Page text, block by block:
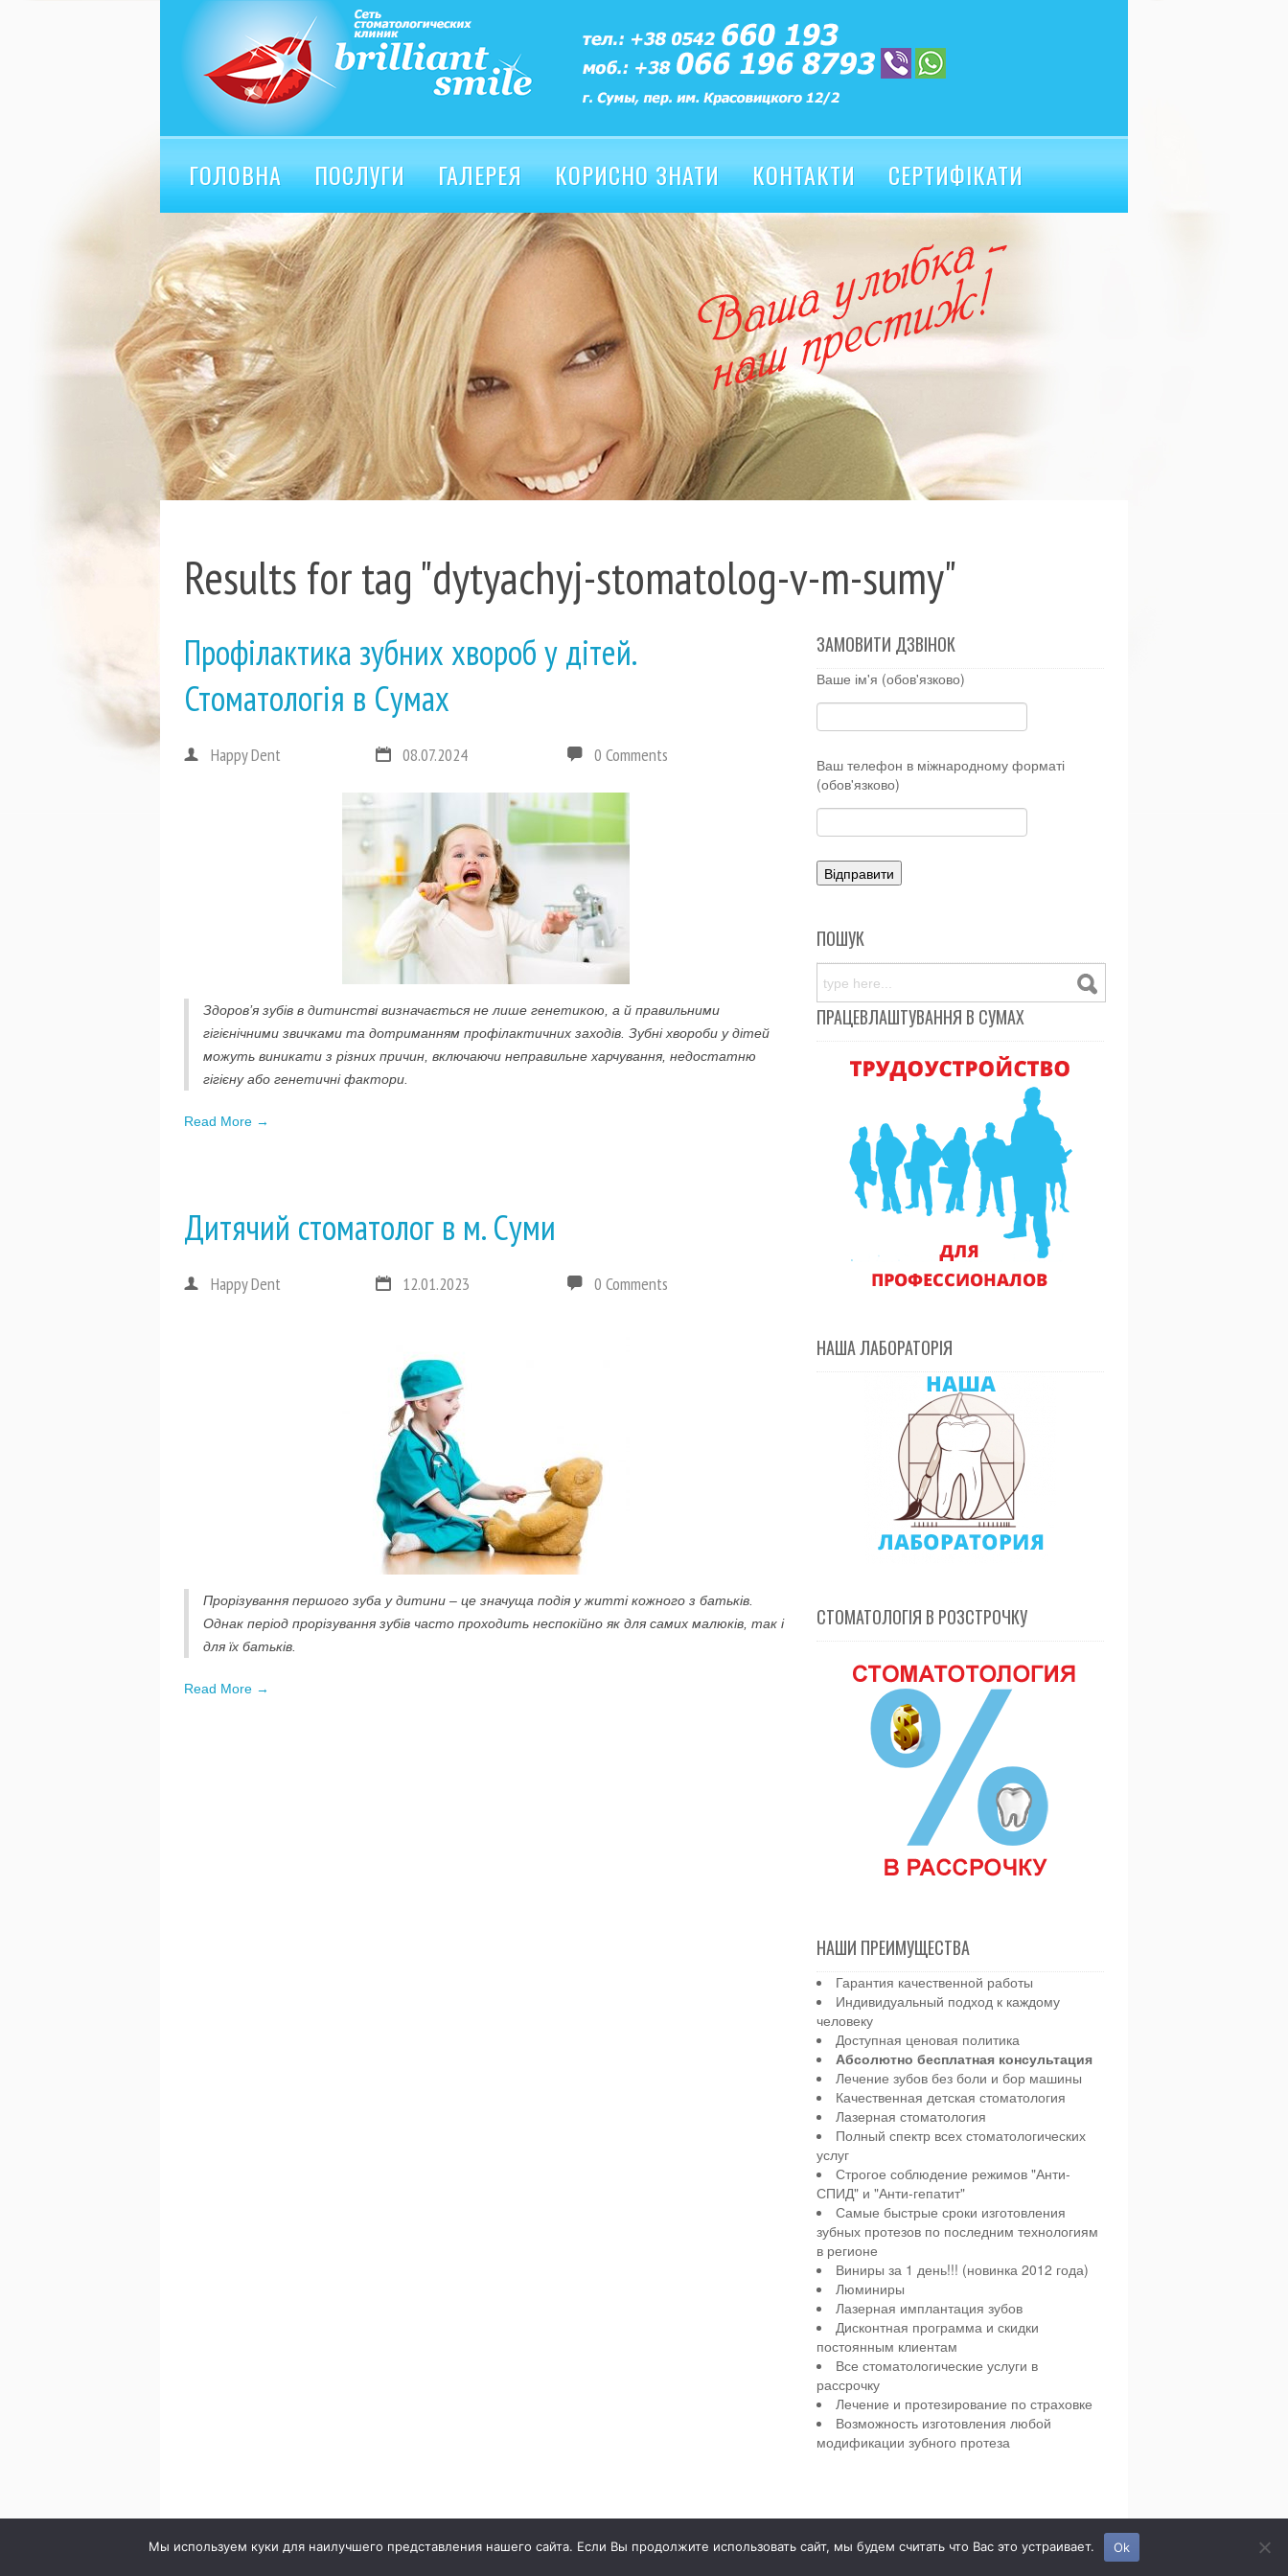
ГОЛОВНА ПОСЛУГИ ГАЛЕРЕЯ КОРИСНО ЗНАТИ КОНТАКТИ
СЕРТИФІКАТИ
ВІДГУКИ
Results for tag "dytyachyj-stomatolog-v-m-sumy"
Профілактика зубних хвороб у дітей.
Стоматологія в Сумах
Happy Dent 08.07.2024 0 Comments
Здоров’я зубів в дитинстві визначається не лише генетикою, а й правильними
гігієнічними звичками та дотриманням профілактичних заходів. Зубні хвороби у дітей
можуть виникати з різних причин, включаючи неправильне харчування, недостатню
гігієну або генетичні фактори.
Read More →
Дитячий стоматолог в м. Суми
Happy Dent 12.01.2023 0 Comments
Прорізування першого зуба у дитини – це значуща подія у житті кожного з батьків.
Однак період прорізування зубів часто проходить неспокійно як для самих малюків, так і
для їх батьків.
Read More →
ЗАМОВИТИ ДЗВІНОК
Ваше ім'я (обов'язково)
Ваш телефон в міжнародному форматі
(обов'язково)
ПОШУК
ПРАЦЕВЛАШТУВАННЯ В СУМАХ
НАША ЛАБОРАТОРІЯ
СТОМАТОЛОГІЯ В РОЗСТРОЧКУ
НАШИ ПРЕИМУЩЕСТВА
Гарантия качественной работы
Индивидуальный подход к каждому
человеку
Доступная ценовая политика
Абсолютно бесплатная консультация
Лечение зубов без боли и бор машины
Качественная детская стоматология
Лазерная стоматология
Полный спектр всех стоматологических
услуг
Строгое соблюдение режимов "Анти-
СПИД" и "Анти-гепатит"
Самые быстрые сроки изготовления
зубных протезов по последним технологиям
в регионе
Виниры за 1 день!!! (новинка 2012 года)
Люминиры
Лазерная имплантация зубов
Дисконтная программа и скидки
постоянным клиентам
Все стоматологические услуги в
рассрочку
Лечение и протезирование по страховке
Возможность изготовления любой
модификации зубного протеза
Детская и взрослая стоматология в городе Сумы.
Мы используем куки для наилучшего представления нашего сайта. Если Вы продолжите использовать сайт, мы будем считать что Вас это устраивает. Ok